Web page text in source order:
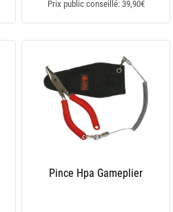
Prix public conseillé: 39,90€
Pince Hpa Gameplier